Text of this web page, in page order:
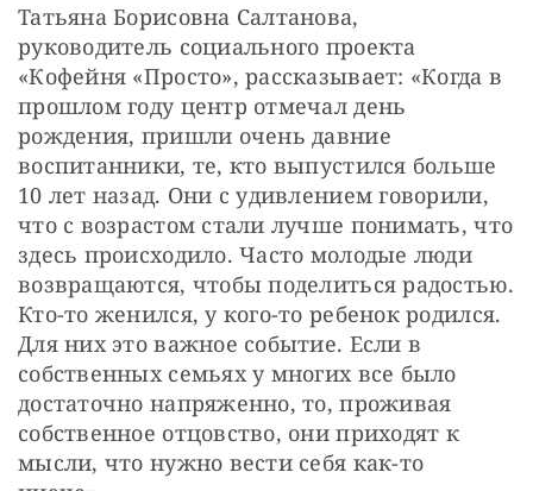
Татьяна Борисовна Салтанова,
руководитель социального проекта
«Кофейня «Просто», рассказывает: «Когда в
прошлом году центр отмечал день
рождения, пришли очень давние
воспитанники, те, кто выпустился больше
10 лет назад. Они с удивлением говорили,
что с возрастом стали лучше понимать, что
здесь происходило. Часто молодые люди
возвращаются, чтобы поделиться радостью.
Кто-то женился, у кого-то ребенок родился.
Для них это важное событие. Если в
собственных семьях у многих все было
достаточно напряженно, то, проживая
собственное отцовство, они приходят к
мысли, что нужно вести себя как-то